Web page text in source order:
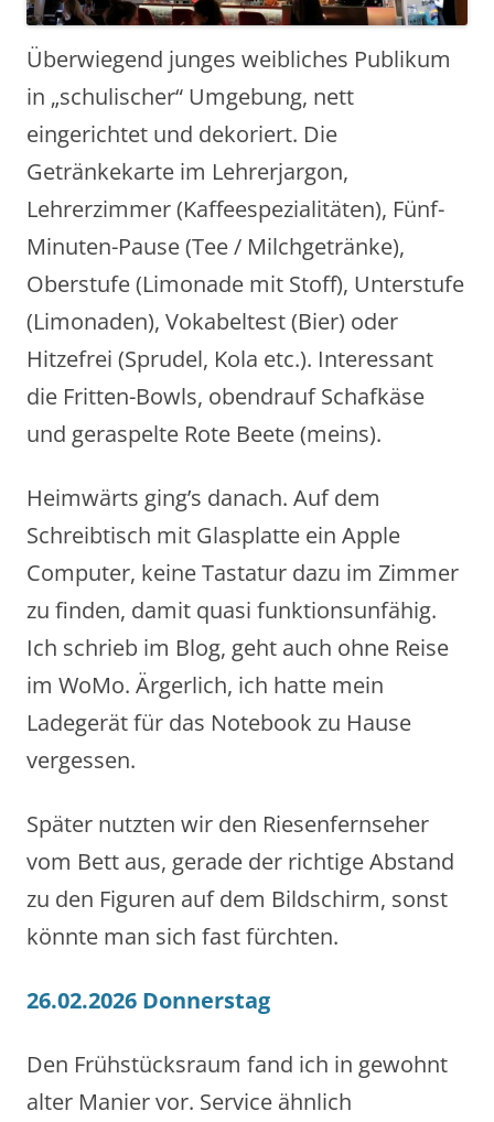
Überwiegend junges weibliches Publikum
in „schulischer“ Umgebung, nett
eingerichtet und dekoriert. Die
Getränkekarte im Lehrerjargon,
Lehrerzimmer (Kaffeespezialitäten), Fünf-
Minuten-Pause (Tee / Milchgetränke),
Oberstufe (Limonade mit Stoff), Unterstufe
(Limonaden), Vokabeltest (Bier) oder
Hitzefrei (Sprudel, Kola etc.). Interessant
die Fritten-Bowls, obendrauf Schafkäse
und geraspelte Rote Beete (meins).
Heimwärts ging’s danach. Auf dem
Schreibtisch mit Glasplatte ein Apple
Computer, keine Tastatur dazu im Zimmer
zu finden, damit quasi funktionsunfähig.
Ich schrieb im Blog, geht auch ohne Reise
im WoMo. Ärgerlich, ich hatte mein
Ladegerät für das Notebook zu Hause
vergessen.
Später nutzten wir den Riesenfernseher
vom Bett aus, gerade der richtige Abstand
zu den Figuren auf dem Bildschirm, sonst
könnte man sich fast fürchten.
26.02.2026 Donnerstag
Den Frühstücksraum fand ich in gewohnt
alter Manier vor. Service ähnlich